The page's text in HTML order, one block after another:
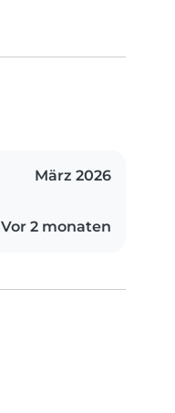
März 2026
Vor 2 monaten